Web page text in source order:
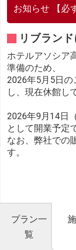
お知らせ 【必
リブラン
ホテルアソシア
準備のため、
2026年5月5日
し、現在休館し
2026年9月14日
として開業予定
なお、弊社での
す。
プラン一
覧